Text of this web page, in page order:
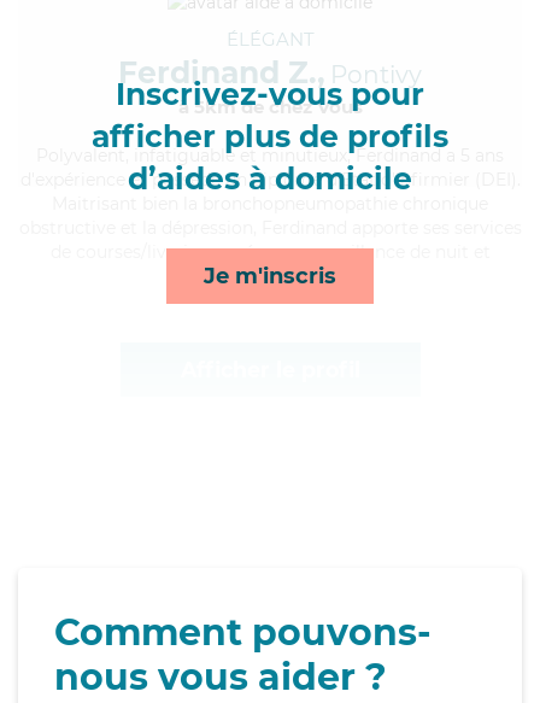
Inscrivez-vous pour
afficher plus de profils
d’aides à domicile
Je m'inscris
ÉLÉGANT
Ferdinand Z., Pontivy
à 5km de chez Vous
, infatiguable et minutieux, Ferdinand a 5 ans
d'expérience et possède un diplôme d'Etat d'infirmier (DEI).
de courses/livraison, ménage, surveillance de nuit et
transports*
Comment pouvons-
nous vous aider ?